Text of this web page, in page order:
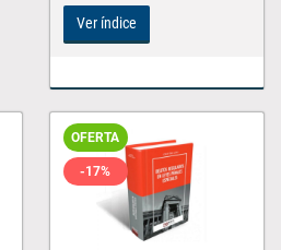
Ver índice
OFERTA
-17%